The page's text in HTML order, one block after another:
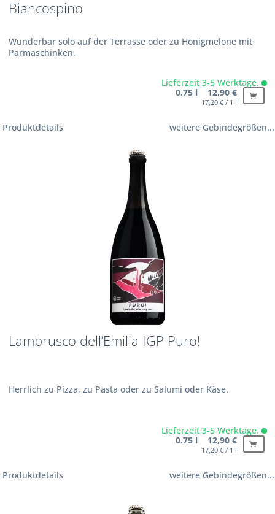
Biancospino
Wunderbar solo auf der Terrasse oder zu Honigmelone mit
Parmaschinken.
Lieferzeit 3-5 Werktage.
0.75 l 12,90 €
17,20 € / 1 l
Produktdetails weitere Gebindegrößen...
Lambrusco dell’Emilia IGP Puro!
Herrlich zu Pizza, zu Pasta oder zu Salumi oder Käse.
Lieferzeit 3-5 Werktage.
0.75 l 12,90 €
17,20 € / 1 l
Produktdetails weitere Gebindegrößen...